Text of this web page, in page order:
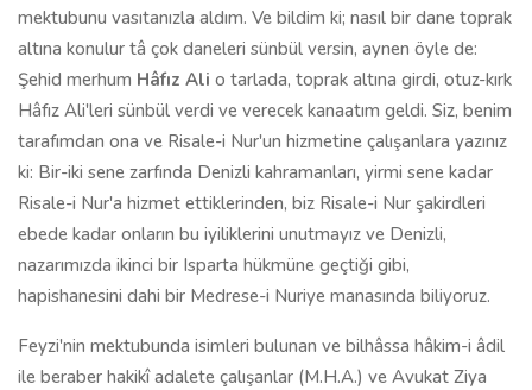
mektubunu vasıtanızla aldım. Ve bildim ki; nasıl bir dane toprak
altına konulur tâ çok daneleri sünbül versin, aynen öyle de:
Şehid merhum Hâfız Ali o tarlada, toprak altına girdi, otuz-kırk
Hâfız Ali'leri sünbül verdi ve verecek kanaatım geldi. Siz, benim
tarafımdan ona ve Risale-i Nur'un hizmetine çalışanlara yazınız
ki: Bir-iki sene zarfında Denizli kahramanları, yirmi sene kadar
Risale-i Nur'a hizmet ettiklerinden, biz Risale-i Nur şakirdleri
ebede kadar onların bu iyiliklerini unutmayız ve Denizli,
nazarımızda ikinci bir Isparta hükmüne geçtiği gibi,
hapishanesini dahi bir Medrese-i Nuriye manasında biliyoruz.
Feyzi'nin mektubunda isimleri bulunan ve bilhâssa hâkim-i âdil
ile beraber hakikî adalete çalışanlar (M.H.A.) ve Avukat Ziya